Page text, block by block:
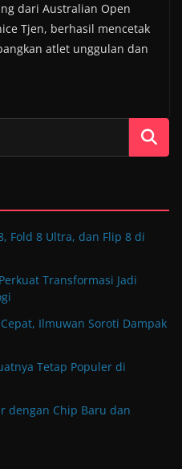
dari Australian Open
Tjen, berhasil mencetak
atlet unggulan dan
Fold 8 Ultra, dan Flip 8 di
Transformasi Jadi
Ilmuwan Soroti Dampak
Tetap Populer di
dengan Chip Baru dan